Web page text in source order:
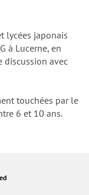
lycées japonais
à Lucerne, en
discussion avec
touchées par le
6 et 10 ans.